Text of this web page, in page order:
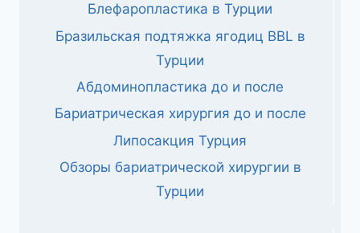
Блефаропластика в Турции
Бразильская подтяжка ягодиц BBL в
Турции
Абдоминопластика до и после
Бариатрическая хирургия до и после
Липосакция Турция
Обзоры бариатрической хирургии в
Турции